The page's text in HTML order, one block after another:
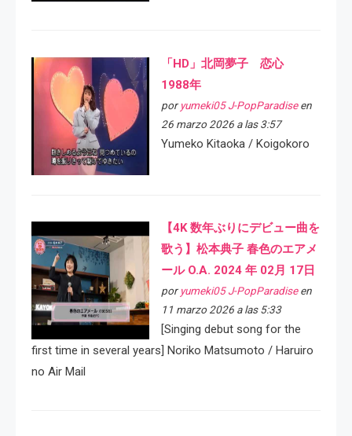
「HD」北岡夢子 恋心
1988年
por yumeki05 J-PopParadiseen
26 marzo 2026 a las 3:57
Yumeko Kitaoka / Koigokoro
【4K 数年ぶりにデビュー曲を
歌う】松本典子 春色のエアメ
ール O.A. 2024 年 02月 17日
por yumeki05 J-PopParadiseen
11 marzo 2026 a las 5:33
[Singing debut song for the
first time in several years] Noriko Matsumoto / Haruiro
no Air Mail